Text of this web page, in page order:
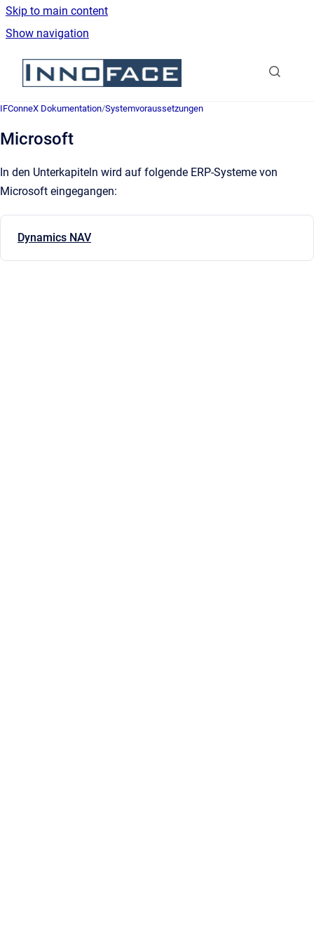
Skip to main content
Show navigation
Go to homepage
IFConneX Dokumentation/Systemvoraussetzungen
Microsoft
In den Unterkapiteln wird auf folgende ERP-Systeme von
Microsoft eingegangen:
Dynamics NAV